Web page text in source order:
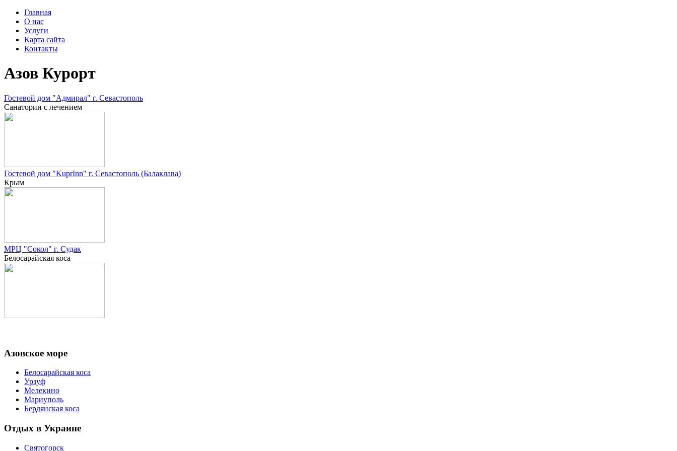
Главная
О нас
Услуги
Карта сайта
Контакты
Азов Курорт
Гостевой дом "Адмирал" г. Севастополь
Санатории с лечением
Гостевой дом "KuprInn" г. Севастополь (Балаклава)
Крым
МРЦ "Сокол" г. Судак
Белосарайская коса
Азовское море
Белосарайская коса
Урзуф
Мелекино
Мариуполь
Бердянская коса
Отдых в Украине
Святогорск